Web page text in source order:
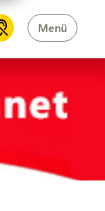
Menü